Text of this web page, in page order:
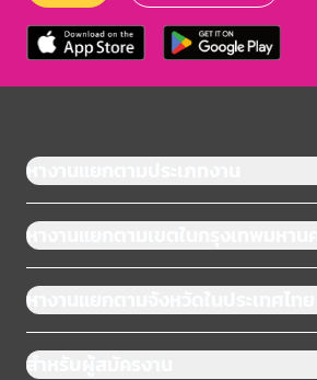
หางานแยกตามประเภทงาน
หางานแยกตามเขตในกรุงเทพมหานคร
หางานแยกตามจังหวัดในประเทศไทย
สำหรับผู้สมัครงาน